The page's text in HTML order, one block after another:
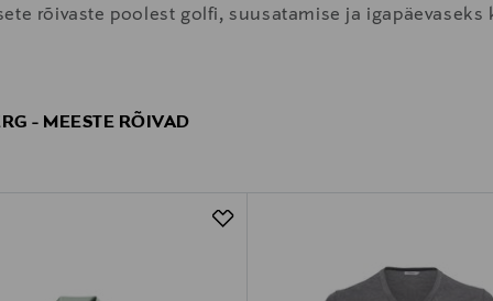
rõivaste poolest golfi, suusatamise ja igapäevaseks
- MEESTE RÕIVAD